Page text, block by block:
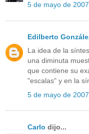
5 de mayo de
Edilberto
La idea de la
una diminuta
que contiene su
"escalas" y en la
5 de mayo de
Carlo dijo...